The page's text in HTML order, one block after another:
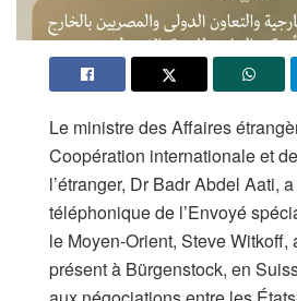
Le ministre des Affaires
Coopération internationale et
l’étranger, Dr Badr Abdel Aati,
téléphonique de l’Envoyé
le Moyen-Orient, Steve Witkoff,
présent à Bürgenstock, en